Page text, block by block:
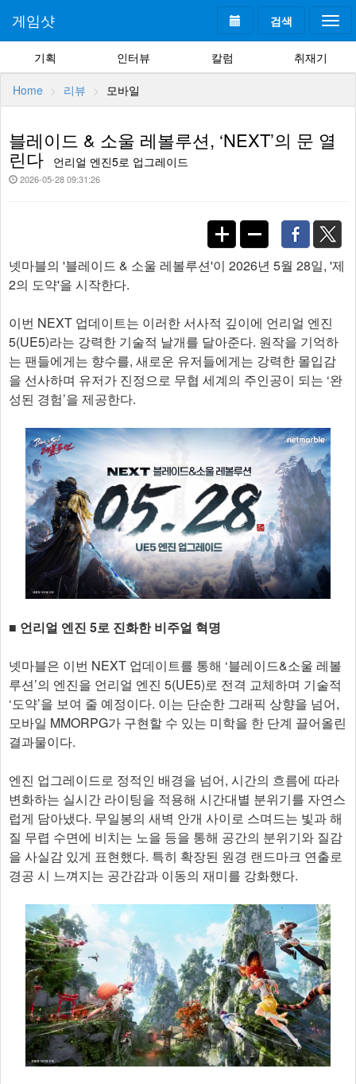
검색
게임샷
기획 인터뷰 칼럼 취재기
Home 리뷰 모바일
블레이드 & 소울 레볼루션, ‘NEXT’의 문 열
린다 언리얼 엔진5로 업그레이드
2026-05-28 09:31:26
넷마블의 '블레이드 & 소울 레볼루션'이 2026년 5월 28일, '제
2의 도약'을 시작한다.
이번 NEXT 업데이트는 이러한 서사적 깊이에 언리얼 엔진
5(UE5)라는 강력한 기술적 날개를 달아준다. 원작을 기억하
는 팬들에게는 향수를, 새로운 유저들에게는 강력한 몰입감
을 선사하며 유저가 진정으로 무협 세계의 주인공이 되는 ‘완
성된 경험’을 제공한다.
■ 언리얼 엔진 5로 진화한 비주얼 혁명
넷마블은 이번 NEXT 업데이트를 통해 ‘블레이드&소울 레볼
루션’의 엔진을 언리얼 엔진 5(UE5)로 전격 교체하며 기술적
‘도약’을 보여 줄 예정이다. 이는 단순한 그래픽 상향을 넘어,
모바일 MMORPG가 구현할 수 있는 미학을 한 단계 끌어올린
결과물이다.
엔진 업그레이드로 정적인 배경을 넘어, 시간의 흐름에 따라
변화하는 실시간 라이팅을 적용해 시간대별 분위기를 자연스
럽게 담아냈다. 무일봉의 새벽 안개 사이로 스며드는 빛과 해
질 무렵 수면에 비치는 노을 등을 통해 공간의 분위기와 질감
을 사실감 있게 표현했다. 특히 확장된 원경 랜드마크 연출로
경공 시 느껴지는 공간감과 이동의 재미를 강화했다.